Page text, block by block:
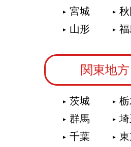
宮城
秋
山形
福
関東地方
茨城
群馬
埼
千葉